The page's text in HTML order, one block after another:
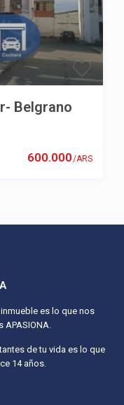
600.000/ARS
Belgrano
es lo que nos
APASIONA.
de tu vida es lo que
14 años.